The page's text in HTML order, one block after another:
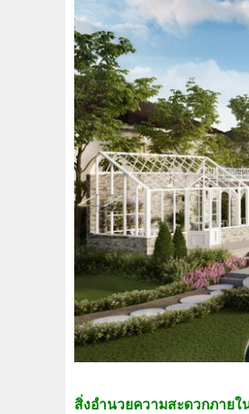
สิ่งอำนวยความสะดวกภายใ